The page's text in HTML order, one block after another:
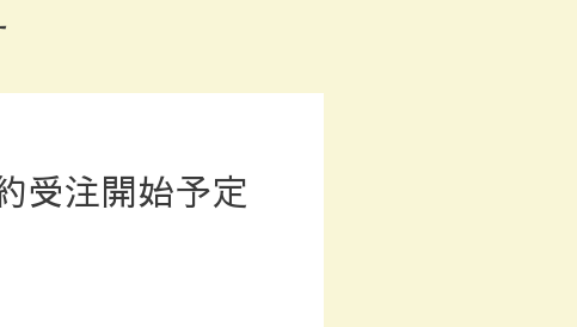
受注開始予定